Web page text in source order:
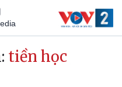
tiền học